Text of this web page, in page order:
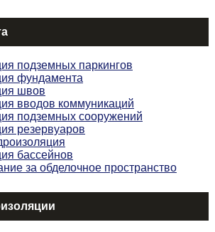
подземных паркингов
фундамента
швов
вводов коммуникаций
подземных сооружений
резервуаров
бассейнов
за обделочное пространство